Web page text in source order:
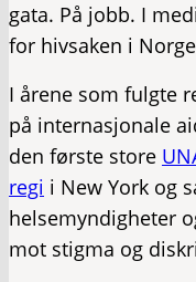
gata. På jobb. I
for hivsaken i
I årene som fulgte
på internasjonale
den første store
regi i New York og
helsemyndigheter
mot stigma og